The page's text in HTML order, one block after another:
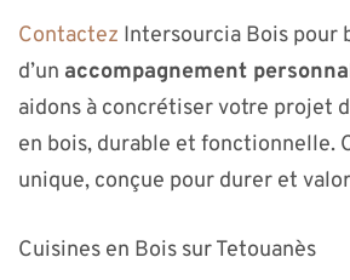
Contactez Intersourcia Bois pour
d’un accompagnement
aidons à concrétiser votre projet
en bois, durable et fonctionnelle.
unique, conçue pour durer et
Cuisines en Bois sur Tetouanès